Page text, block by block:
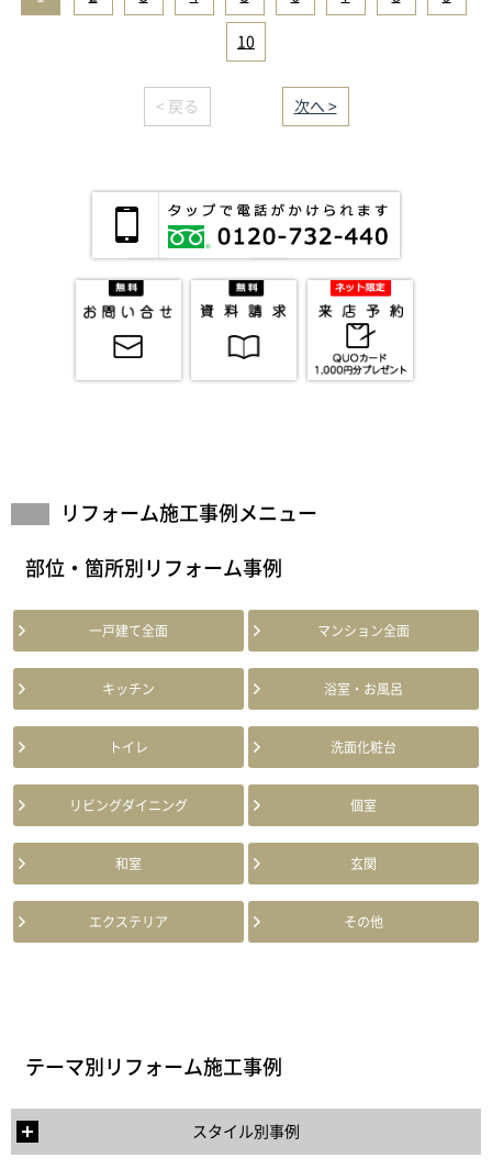
10
< 戻る 次へ >
リフォーム施工事例メニュー
部位・箇所別リフォーム事例
一戸建て全面 マンション全面
キッチン 浴室・お風呂
トイレ 洗面化粧台
リビングダイニング 個室
和室 玄関
エクステリア その他
テーマ別リフォーム施工事例
スタイル別事例